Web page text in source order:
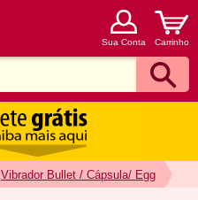
Sua Conta Carrinho
Vibrador Bullet / Cápsula/ Egg